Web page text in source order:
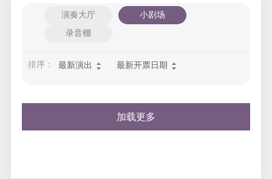
演奏大厅
小剧场
录音棚
排序： 最新演出 最新开票日期
加载更多